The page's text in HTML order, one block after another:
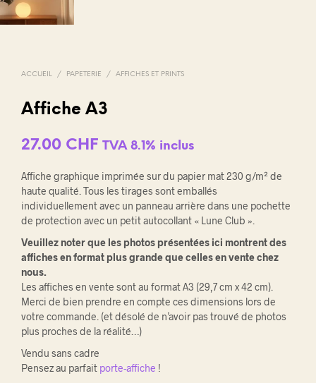
ACCUEIL / PAPETERIE / AFFICHES ET PRINTS
Affiche A3
27.00 CHF TVA 8.1% inclus
Affiche graphique imprimée sur du papier mat 230 g/m² de
haute qualité. Tous les tirages sont emballés
individuellement avec un panneau arrière dans une pochette
de protection avec un petit autocollant « Lune Club ».
Veuillez noter que les photos présentées ici montrent des
affiches en format plus grande que celles en vente chez
nous.
Les affiches en vente sont au format A3 (29,7 cm x 42 cm).
Merci de bien prendre en compte ces dimensions lors de
votre commande. (et désolé de n’avoir pas trouvé de photos
plus proches de la réalité…)
Vendu sans cadre
Pensez au parfait porte-affiche !